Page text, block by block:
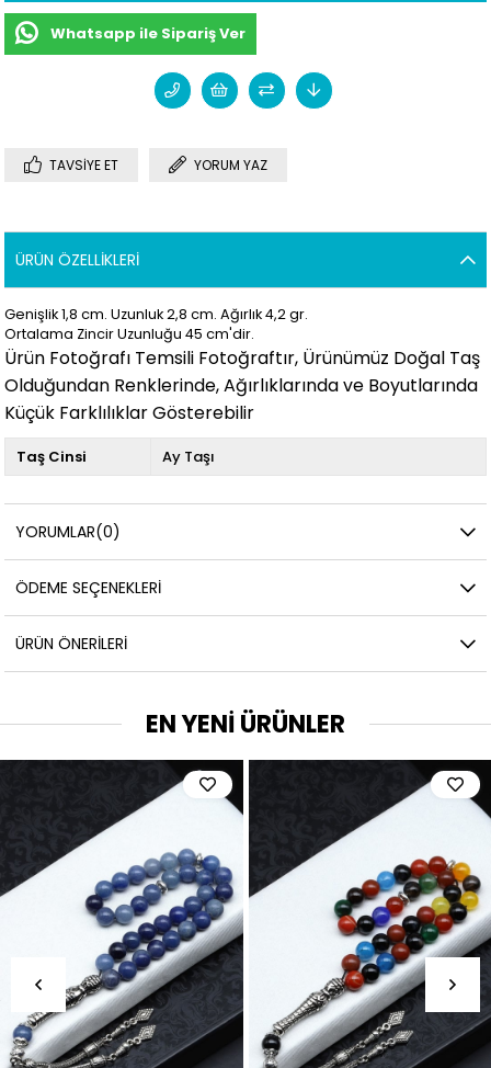
Whatsapp ile Sipariş Ver
TAVSIYE ET YORUM YAZ
ÜRÜN ÖZELLIKLERI
Genişlik 1,8 cm. Uzunluk 2,8cm. Ağırlık 4,2 gr.
Ortalama Zincir Uzunluğu 45 cm'dir.
Ürün Fotoğrafı Temsili Fotoğraftır, Ürünümüz Doğal Taş
Olduğundan Renklerinde, Ağırlıklarında ve Boyutlarında
Küçük Farklılıklar Gösterebilir
Taş Cinsi Ay Taşı
YORUMLAR(0)
ÖDEME SEÇENEKLERI
ÜRÜN ÖNERILERI
EN YENİ ÜRÜNLER